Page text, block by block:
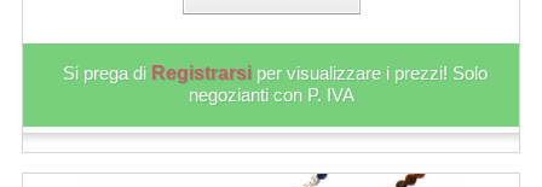
Si prega di Registrarsi per visualizzare i prezzi! Solo
negozianti con P. IVA